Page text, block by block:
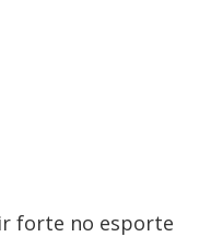
forte no esporte